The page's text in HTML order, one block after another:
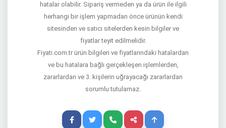
hatalar olabilir. Sipariş vermeden ya da ürün ile ilgili
herhangi bir işlem yapmadan önce ürünün kendi
sitesinden ve satıcı sitelerden kesin bilgiler ve
fiyatlar teyit edilmelidir.
Fiyati.com.tr ürün bilgileri ve fiyatlarındaki hatalardan
ve bu hatalara bağlı gerçekleşen işlemlerden,
zararlardan ve 3. kişilerin uğrayacağı zararlardan
sorumlu tutulamaz.